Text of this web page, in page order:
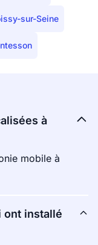
sur-Seine
à
mobile à
ont installé